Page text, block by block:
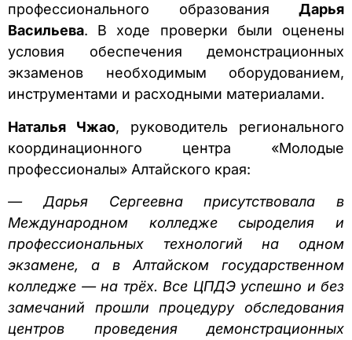
профессионального образования Дарья
Васильева. В ходе проверки были оценены
условия обеспечения демонстрационных
экзаменов необходимым оборудованием,
инструментами и расходными материалами.
Наталья Чжао, руководитель регионального
координационного центра «Молодые
профессионалы» Алтайского края:
— Дарья Сергеевна присутствовала в
Международном колледже сыроделия и
профессиональных технологий на одном
экзамене, а в Алтайском государственном
колледже — на трёх. Все ЦПДЭ успешно и без
замечаний прошли процедуру обследования
центров проведения демонстрационных